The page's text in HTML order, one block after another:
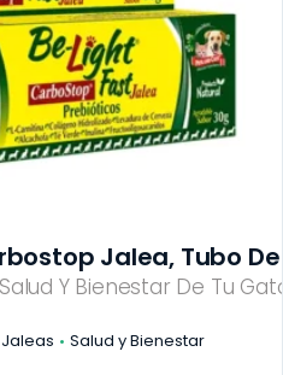
Y Bienestar De Tu
Jalea, Tubo De
Jaleas Salud y Bienestar